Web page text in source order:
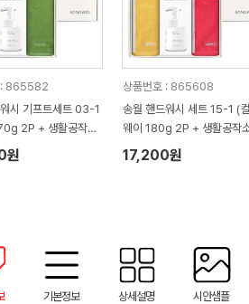
: 865582
시 기프트세트 03-1
2P + 생활공작소
원
상품번호 : 865608
송월 핸드워시 세트 15-1 (
웨이 180g 2P + 생활공작
0ml 1P)
17,200원
기본정보 상세설명 시안샘플